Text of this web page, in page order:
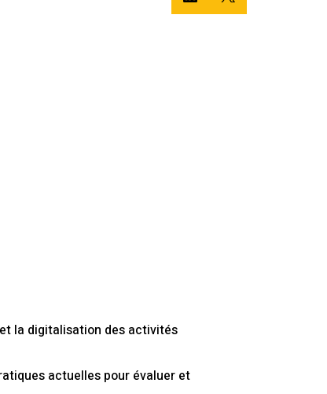
la digitalisation des activités
actuelles pour évaluer et